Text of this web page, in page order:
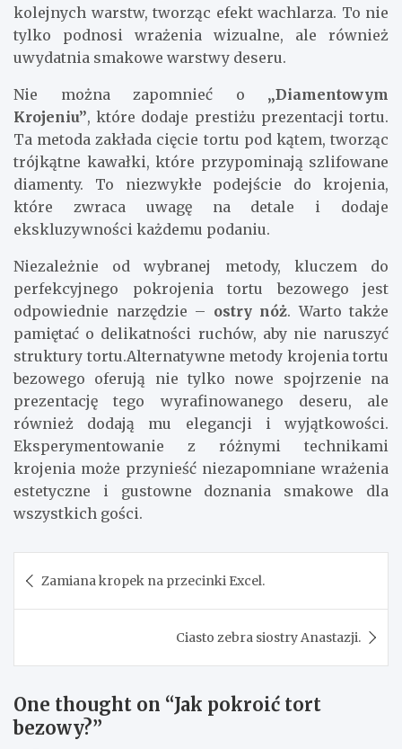
kolejnych warstw, tworząc efekt wachlarza. To nie
tylko podnosi wrażenia wizualne, ale również
uwydatnia smakowe warstwy deseru.
Nie można zapomnieć o „Diamentowym
Krojeniu”, które dodaje prestiżu prezentacji tortu.
Ta metoda zakłada cięcie tortu pod kątem, tworząc
trójkątne kawałki, które przypominają szlifowane
diamenty. To niezwykłe podejście do krojenia,
które zwraca uwagę na detale i dodaje
ekskluzywności każdemu podaniu.
Niezależnie od wybranej metody, kluczem do
perfekcyjnego pokrojenia tortu bezowego jest
odpowiednie narzędzie – ostry nóż. Warto także
pamiętać o delikatności ruchów, aby nie naruszyć
struktury tortu.Alternatywne metody krojenia tortu
bezowego oferują nie tylko nowe spojrzenie na
prezentację tego wyrafinowanego deseru, ale
również dodają mu elegancji i wyjątkowości.
Eksperymentowanie z różnymi technikami
krojenia może przynieść niezapomniane wrażenia
estetyczne i gustowne doznania smakowe dla
wszystkich gości.
wpisu
Zamiana kropek na przecinki Excel.
Ciasto zebra siostry Anastazji.
One thought on “Jak pokroić tort
bezowy?”